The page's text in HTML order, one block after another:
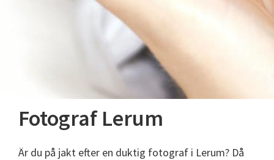
Fotograf Lerum
Är du på jakt efter en duktig fotograf i Lerum? Då